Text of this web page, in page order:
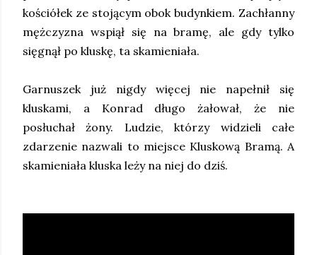
kościółek ze stojącym obok budynkiem. Zachłanny
mężczyzna wspiął się na bramę, ale gdy tylko
sięgnął po kluskę, ta skamieniała.
Garnuszek już nigdy więcej nie napełnił się
kluskami, a Konrad długo żałował, że nie
posłuchał żony. Ludzie, którzy widzieli całe
zdarzenie nazwali to miejsce Kluskową Bramą. A
skamieniała kluska leży na niej do dziś.